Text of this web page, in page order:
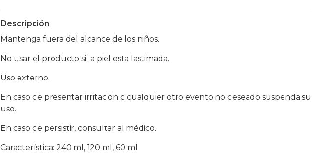
Descripción
Mantenga fuera del alcance de los niños.
No usar el producto si la piel esta lastimada.
Uso externo.
En caso de presentar irritación o cualquier otro evento no deseado suspenda su
uso.
En caso de persistir, consultar al médico.
Característica: 240 ml, 120 ml, 60 ml